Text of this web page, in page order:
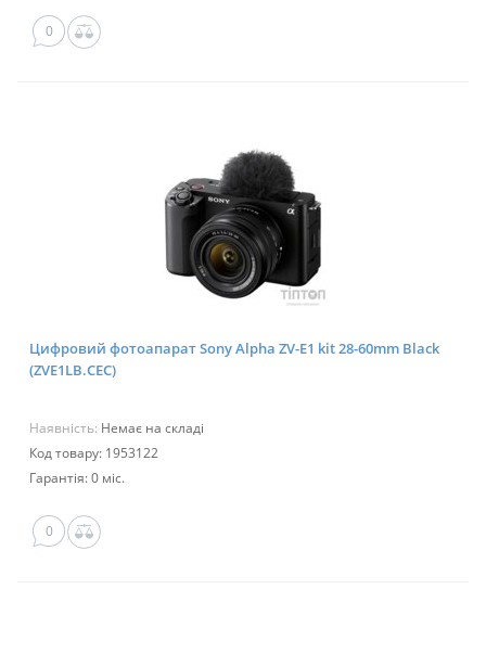
0
Цифровий фотоапарат Sony Alpha ZV-E1 kit 28-60mm Black
(ZVE1LB.CEC)
Наявність: Немає на складі
Код товару: 1953122
Гарантія: 0 міс.
0